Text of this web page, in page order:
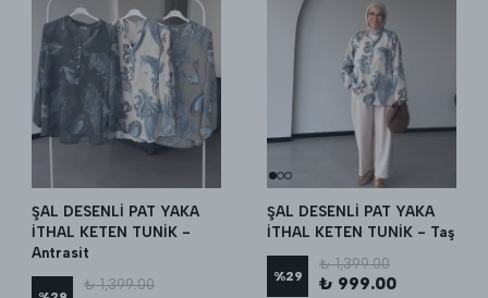
ŞAL DESENLİ PAT YAKA
İTHAL KETEN TUNİK -
Antrasit
₺ 1,399.00
ŞAL DESENLİ PAT YAKA
İTHAL KETEN TUNİK - Taş
%29
₺ 1,399.00
₺ 999.00